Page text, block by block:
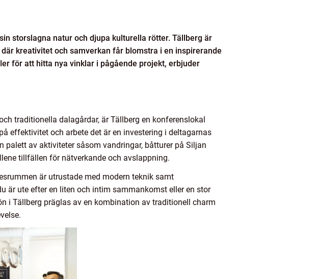
storslagna natur och djupa kulturella rötter. Tällberg är
kreativitet och samverkan får blomstra i en inspirerande
för att hitta nya vinklar i pågående projekt, erbjuder
traditionella dalagårdar, är Tällberg en konferenslokal
effektivitet och arbete det är en investering i deltagarnas
av aktiviteter såsom vandringar, båtturer på Siljan
tillfällen för nätverkande och avslappning.
är utrustade med modern teknik samt
är ute efter en liten och intim sammankomst eller en stor
i Tällberg präglas av en kombination av traditionell charm